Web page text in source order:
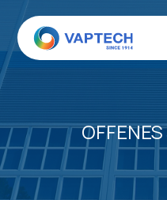
Inhalt
springen